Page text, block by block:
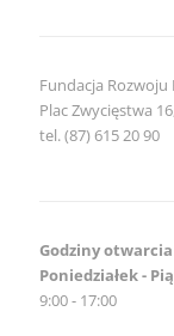
Fundacja Rozwoju
Plac Zwycięstwa
tel. (87) 615 20 90
Godziny otwarcia
Poniedziałek -
9:00 - 17:00